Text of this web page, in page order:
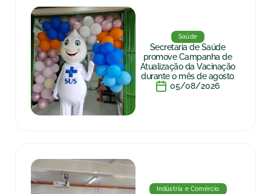
Saúde
Secretaria de Saúde
promove Campanha de
Atualização da Vacinação
durante o mês de agosto
05/08/2026
Indústria e Comércio